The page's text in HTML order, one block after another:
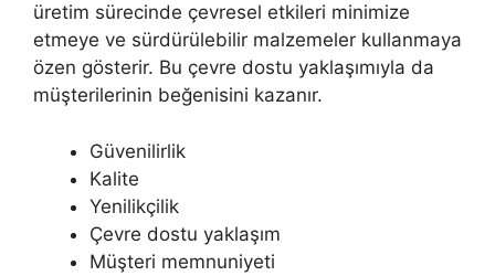
üretim sürecinde çevresel etkileri minimize
etmeye ve sürdürülebilir malzemeler kullanmaya
özen gösterir. Bu çevre dostu yaklaşımıyla da
müşterilerinin beğenisini kazanır.
Güvenilirlik
Kalite
Yenilikçilik
Çevre dostu yaklaşım
Müşteri memnuniyeti